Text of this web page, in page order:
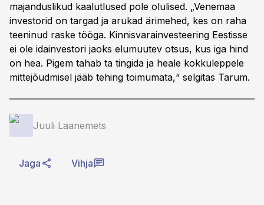
majanduslikud kaalutlused pole olulised. „Venemaa
investorid on targad ja arukad ärimehed, kes on raha
teeninud raske tööga. Kinnisvarainvesteering Eestisse
ei ole idainvestori jaoks elumuutev otsus, kus iga hind
on hea. Pigem tahab ta tingida ja heale kokkuleppele
mittejõudmisel jääb tehing toimumata,“ selgitas Tarum.
Juuli Laanemets
Jaga Vihja